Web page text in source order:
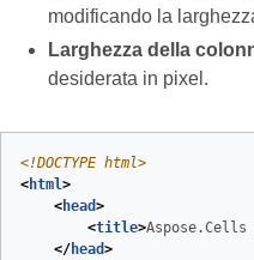
modificando la
Larghezza della
desiderata in pixel.
<!DOCTYPE html>
<html>
<head>
<title>
</head>